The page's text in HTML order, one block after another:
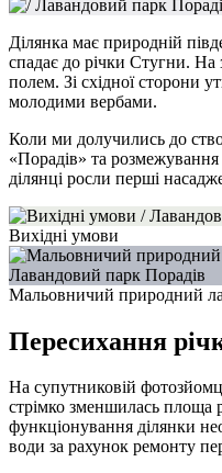
Ділянка має природній
спадає до річки Стугни. На
полем. Зі східної сторони
молодими вербами.
Коли ми долучились до
«Порадів» та
ділянці росли перші
Вихідні умови
Мальовничий природний
Пересихання
На супутниковій
стрімко зменшилась площа
функціонування ділянки
води за рахунок ремонту